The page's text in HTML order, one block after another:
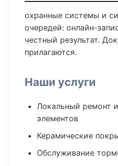
охранные системы и
очередей: онлайн-
честный результат.
прилагаются.
Наши услуги
Локальный ремонт
элементов
Керамические
Обслуживание